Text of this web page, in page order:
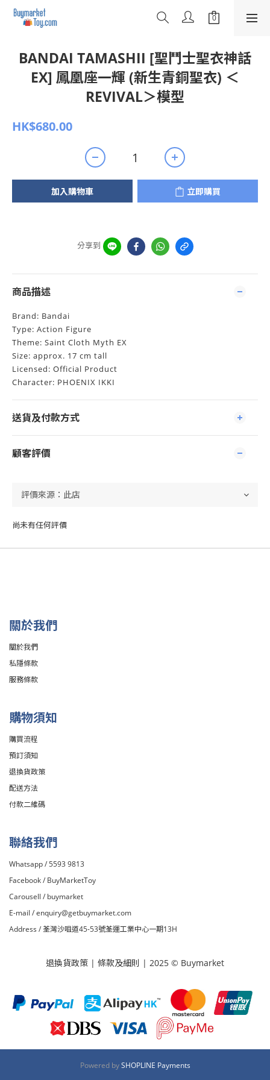
BANDAI TAMASHII [聖鬥士聖衣神話
EX] 鳳凰座一輝 (新生青銅聖衣) ＜
REVIVAL＞模型
HK$680.00
加入購物車 立即購買
分享到
商品描述
Brand: Bandai
Type: Action Figure
Theme: Saint Cloth Myth EX
Size: approx. 17 cm tall
Licensed: Official Product
Character: PHOENIX IKKI
送貨及付款方式
顧客評價
尚未有任何評價
關於我們
關於我們
私隱條款
服務條款
購物須知
購買流程
預訂須知
退換貨政策
配送方法
付款二維碼
聯絡我們
Whatsapp / 5593 9813
Facebook / BuyMarketToy
Carousell / buymarket
E-mail /enquiry@getbuymarket.com
Address / 荃灣沙咀道45-53號荃運工業中心一期13H
退換貨政策 | 條款及細則 | 2025 © Buymarket
Powered bySHOPLINE Payments